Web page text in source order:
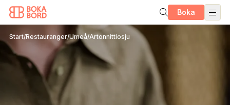
Boka
Start/Restauranger/Umeå/Artonnittiosju